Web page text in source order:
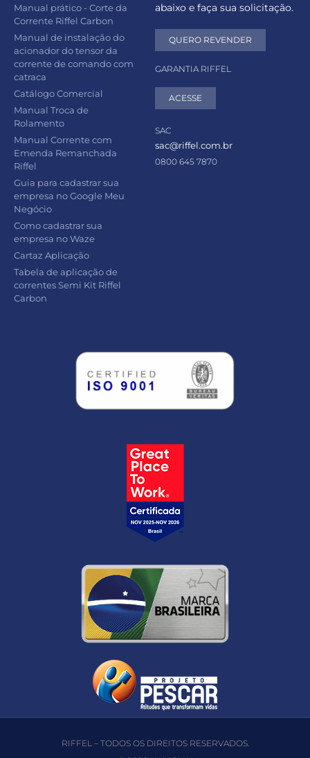
Manual prático - Corte da
Corrente Riffel Carbon
Manual de instalação do
acionador do tensor da
corrente de comando com
catraca
Catálogo Comercial
Manual Troca de
Rolamento
Manual Corrente com
Emenda Remanchada
Riffel
Guia para cadastrar sua
empresa no Google Meu
Negócio
Como cadastrar sua
empresa no Waze
Cartaz Aplicação
Tabela de aplicação de
correntes Semi Kit Riffel
Carbon
abaixo e faça sua solicitação.
QUERO REVENDER
GARANTIA RIFFEL
ACESSE
SAC
sac@riffel.com.br
0800 645 7870
RIFFEL – TODOS OS DIREITOS RESERVADOS.